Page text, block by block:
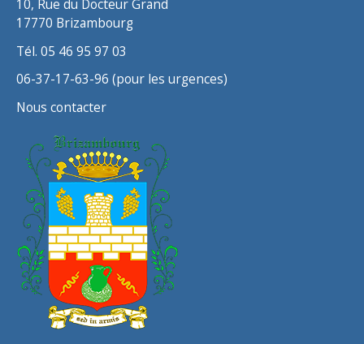
10, Rue du Docteur Grand
17770 Brizambourg
Tél. 05 46 95 97 03
06-37-17-63-96 (pour les urgences)
Nous contacter